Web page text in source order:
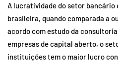
A lucratividade do setor bancário
brasileira, quando comparada a
acordo com estudo da
empresas de capital aberto, o
instituições tem o maior lucro